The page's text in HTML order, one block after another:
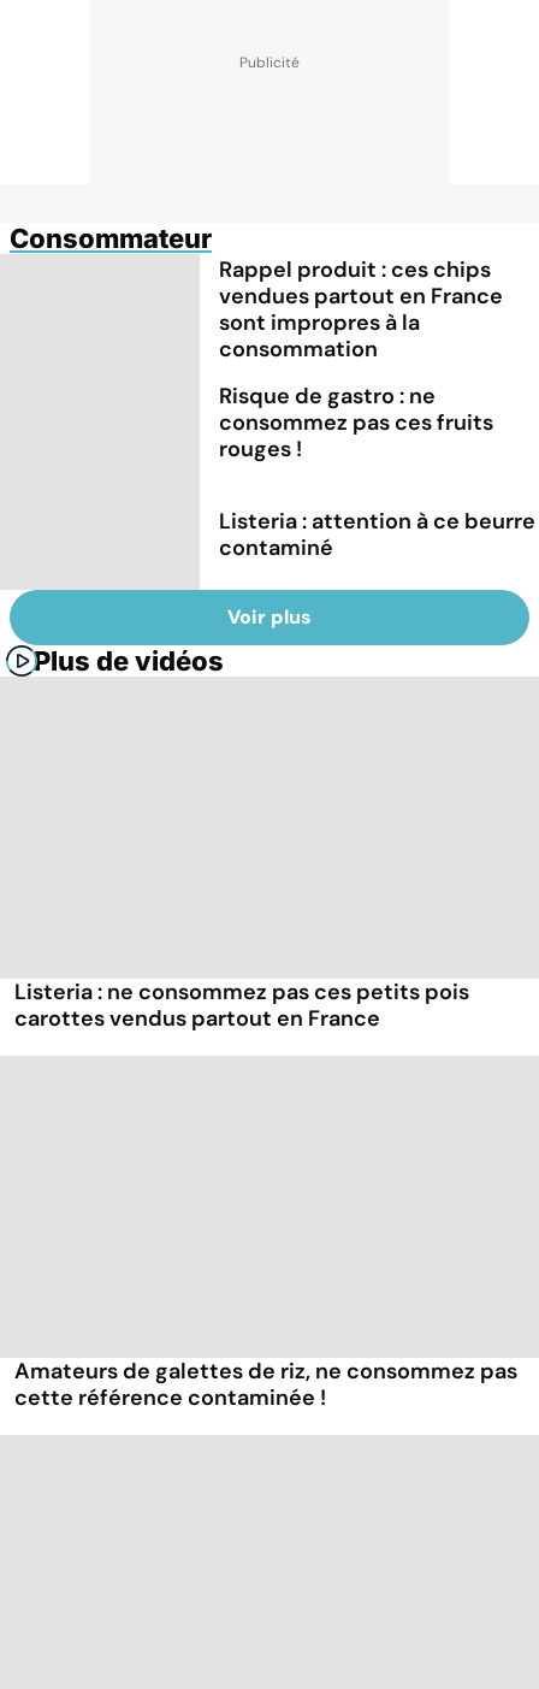
Consommateur
Rappel produit : ces chips
vendues partout en France
sont impropres à la
consommation
Risque de gastro : ne
consommez pas ces fruits
rouges !
Listeria : attention à ce beurre
contaminé
Voir plus
Plus de vidéos
Listeria : ne consommez pas ces petits pois
carottes vendus partout en France
Amateurs de galettes de riz, ne consommez pas
cette référence contaminée !